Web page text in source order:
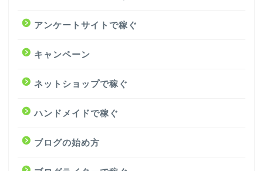
アンケートサイトで稼ぐ
キャンペーン
ネットショップで稼ぐ
ハンドメイドで稼ぐ
ブログの始め方